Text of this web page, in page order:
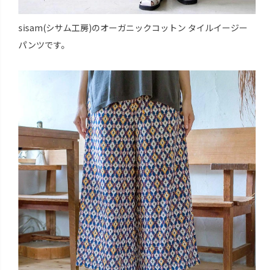
sisam(シサム工房)のオーガニックコットン タイルイージー
パンツです。